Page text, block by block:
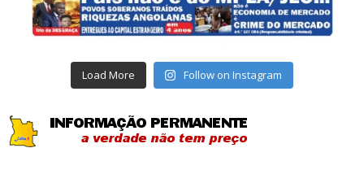
Load More Follow on Instagram